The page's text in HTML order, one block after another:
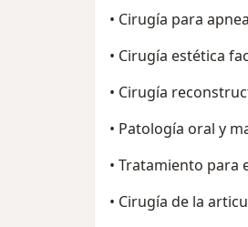
• Cirugía para
• Cirugía estética
• Cirugía
• Patología oral y
• Tratamiento para
• Cirugía de la